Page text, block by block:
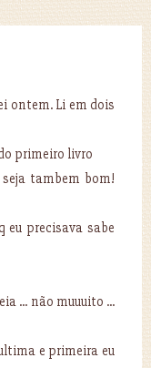
ontem. Li em dois
primeiro livro
tambem bom!
eu precisava sabe
... não muuuito ...
e primeira eu